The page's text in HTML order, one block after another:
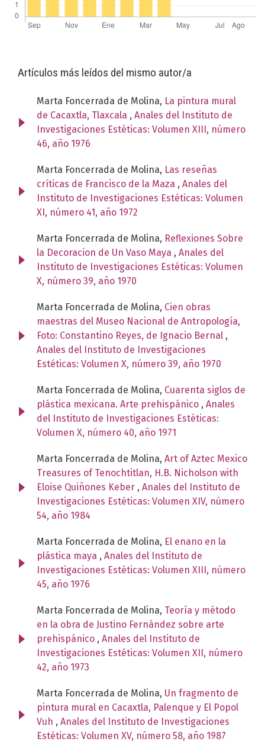
Artículos más leídos del mismo autor/a
Marta Foncerrada de Molina, La pintura mural
de Cacaxtla, Tlaxcala , Anales del Instituto de
Investigaciones Estéticas: Volumen XIII, número
46, año 1976
Marta Foncerrada de Molina, Las reseñas
críticas de Francisco de la Maza , Anales del
Instituto de Investigaciones Estéticas: Volumen
XI, número 41, año 1972
Marta Foncerrada de Molina, Reflexiones Sobre
la Decoracion de Un Vaso Maya , Anales del
Instituto de Investigaciones Estéticas: Volumen
X, número 39, año 1970
Marta Foncerrada de Molina, Cien obras
maestras del Museo Nacional de Antropología,
Foto: Constantino Reyes, de Ignacio Bernal ,
Anales del Instituto de Investigaciones
Estéticas: Volumen X, número 39, año 1970
Marta Foncerrada de Molina, Cuarenta siglos de
plástica mexicana. Arte prehispánico , Anales
del Instituto de Investigaciones Estéticas:
Volumen X, número 40, año 1971
Marta Foncerrada de Molina, Art of Aztec Mexico
Treasures of Tenochtitlan, H.B. Nicholson with
Eloise Quiñones Keber , Anales del Instituto de
Investigaciones Estéticas: Volumen XIV, número
54, año 1984
Marta Foncerrada de Molina, El enano en la
plástica maya , Anales del Instituto de
Investigaciones Estéticas: Volumen XIII, número
45, año 1976
Marta Foncerrada de Molina, Teoría y método
en la obra de Justino Fernández sobre arte
prehispánico , Anales del Instituto de
Investigaciones Estéticas: Volumen XII, número
42, año 1973
Marta Foncerrada de Molina, Un fragmento de
pintura mural en Cacaxtla, Palenque y El Popol
Vuh , Anales del Instituto de Investigaciones
Estéticas: Volumen XV, número 58, año 1987